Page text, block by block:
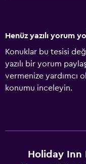
Henüz yazılı yorum
Konuklar bu tesisi
yazılı bir yorum
vermenize yardımcı
konumu inceleyin.
Holiday Inn